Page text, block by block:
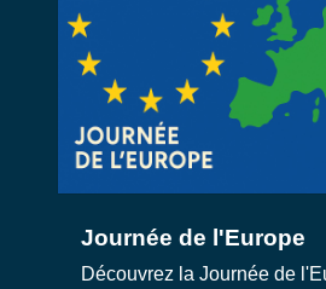
Journée de l'Europe
Découvrez la Journée de